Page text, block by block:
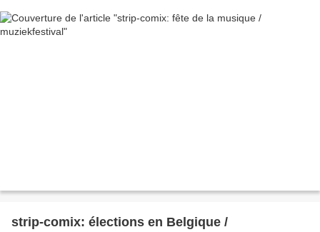
strip-comix: élections en Belgique /